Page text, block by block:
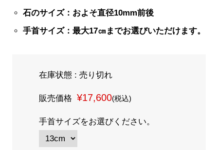
石のサイズ：およそ直径10mm前後
手首サイズ：最大17㎝までお選びいただけます。
在庫状態 : 売り切れ
販売価格 ¥17,600(税込)
手首サイズをお選びください。